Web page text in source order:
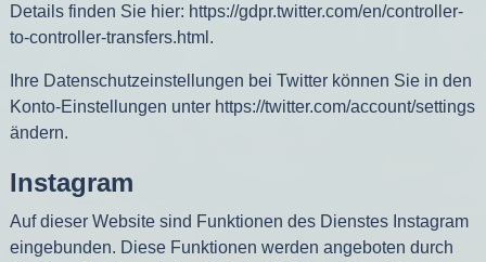
Details finden Sie hier: https://gdpr.twitter.com/en/controller-
to-controller-transfers.html .
Ihre Datenschutzeinstellungen bei Twitter können Sie in den
Konto-Einstellungen unter https://twitter.com/account/settings
ändern.
Instagram
Auf dieser Website sind Funktionen des Dienstes Instagram
eingebunden. Diese Funktionen werden angeboten durch